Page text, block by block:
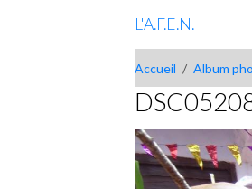
L'A.F.E.N.
Accueil Album